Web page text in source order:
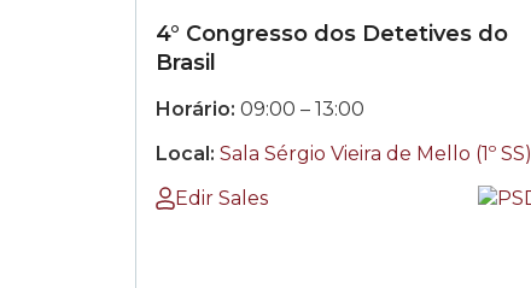
4° Congresso dos Detetives do
Brasil
Horário: das
09:00 às
– 13:00
Local: Sala Sérgio Vieira de Mello (1º SS)
Edir Sales